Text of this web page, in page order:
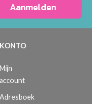
Aanmelden
KONTO
Mijn
account
Adresboek